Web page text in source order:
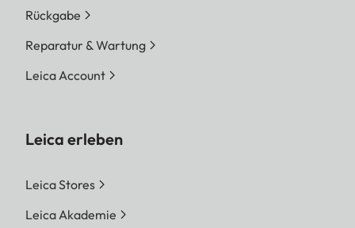
Rückgabe
Reparatur & Wartung
Leica Account
Leica erleben
Leica Stores
Leica Akademie